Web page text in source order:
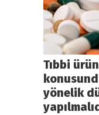
Tıbbi
yönelik